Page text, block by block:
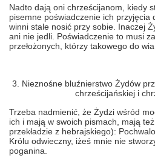
Nadto dają oni chrześcijanom, kiedy
pisemne poświadczenie ich przyjęcia
winni stale nosić przy sobie. Inaczej
ani nie jedli. Poświadczenie to musi
przełożonych, którzy takowego do
3. Nieznośne bluźnierstwo Żydów
chrześcijańskiej i
Trzeba nadmienić, że Żydzi wśród
ich i mają w swoich pismach, mają
przekładzie z hebrajskiego):
Królu odwieczny, iżeś mnie nie
poganina.